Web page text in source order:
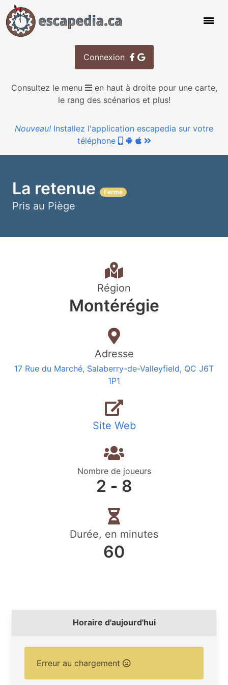
Connexion
Consultez le menu
en haut à droite pour une carte,
le rang des scénarios et plus!
Nouveau! Installez l'application escapedia sur votre
téléphone
La retenue
Pris au Piège
Région
Montérégie
Adresse
17 Rue du Marché, Salaberry-de-Valleyfield, QC J6T
1P1
Site Web
Nombre de joueurs
2 ‐ 8
Durée, en minutes
60
Horaire d'aujourd'hui
Erreur au chargement